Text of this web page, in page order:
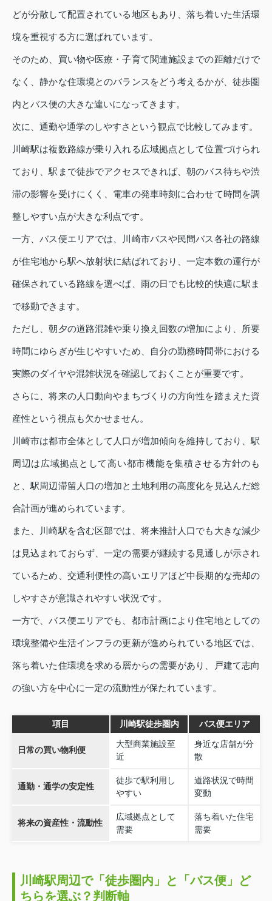
どが分散して配置されている地区もあり、落ち着いた生活環
境を重視する方に選ばれています。
そのため、買い物や医療・子育て関連施設までの距離だけで
なく、静かな住環境とのバランスをどう考えるかが、徒歩圏
内とバス便の大きな違いになってきます。
次に、通勤や通学のしやすさという観点で比較してみます。
川崎駅は複数路線が乗り入れる広域拠点として位置づけられ
ており、駅まで徒歩でアクセスできれば、朝のバス待ちや渋
滞の影響を受けにくく、電車の発車時刻に合わせて時間を調
整しやすい点が大きな利点です。
一方、バス便エリアでは、川崎市バスや民間バス各社の路線
が住宅地から駅へ放射状に結ばれており、一定本数の運行が
確保されている路線を選べば、雨の日でも比較的快適に駅ま
で移動できます。
ただし、朝夕の道路混雑や乗り換え回数の増加により、所要
時間にゆらぎが生じやすいため、自分の勤務時間帯における
実際のダイヤや混雑状況を確認しておくことが重要です。
さらに、将来の人口動向やまちづくりの方向性を踏まえた資
産性という視点も欠かせません。
川崎市は都市全体として人口が増加傾向を維持しており、駅
周辺は広域拠点として高い都市機能を集積させる方針のも
と、駅周辺滞留人口の増加と土地利用の高度化を見込んだ総
合計画が進められています。
また、川崎駅を含む区部では、将来推計人口でも大きな減少
は見込まれておらず、一定の需要が継続する見通しが示され
ているため、交通利便性の高いエリアほど中長期的な売却の
しやすさが意識されやすい状況です。
一方で、バス便エリアでも、都市計画により住宅地としての
環境整備や生活インフラの更新が進められている地区では、
落ち着いた住環境を求める層からの需要があり、戸建て志向
の強い方を中心に一定の流動性が保たれています。
項目 川崎駅徒歩圏内 バス便エリア
日常の買い物利便
大型商業施設至
近
身近な店舗が分
散
通勤・通学の安定性
徒歩で駅利用し
やすい
道路状況で時間
変動
将来の資産性・流動性
広域拠点として
需要
落ち着いた住宅
需要
川崎駅周辺で「徒歩圏内」と「バス便」ど
ちらを選ぶ？判断軸